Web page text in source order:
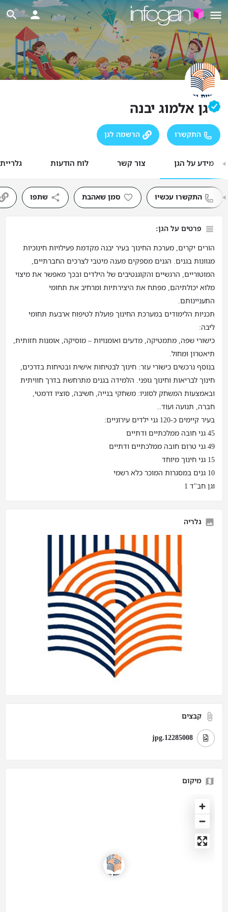
גן אלמוג יבנה
התקשרו הרשמה לגן
מידע על הגן צור קשר לוח הודעות
התקשרו עכשיו סמן שאהבת שתפו
פרטים על הגן:
הורים יקרים, מערכת החינוך בעיר יבנה מקדמת פעילויות חינוכיות
מגוונות בגנים. הגנים מספקים מענה מיטבי לצרכים החברתיים,
המוטוריים, הרגשיים והקוגנטיבים של הילדים ובכך מאפשר את מיצוי
מלוא יכולתיהם, מפתח את היצירתיות ומרחיב את תחומי
התעניינותם.
תכניות הלימודים במערכת החינוך פועלת לטיפוח ארבעת תחומי
ליבה:
כישורי שפה, מתמטיקה, מדעים ואומנויות – מוסיקה, אומנות חזותית,
תיאטרון ומחול.
בנוסף נרכשים כישורי עזר: חינוך לבטיחות אישית ובטיחות בדרכים,
חינוך לבריאות וחינוך גופני. הלמידה בגנים מתרחשת בדרך חוויתית
ובאמצעות המשחק לסוגיו: משחקי בנייה, חשיבה, סוציו דרמטי,
חברה, תנועה ועוד..
בעיר קיימים כ-120 גני ילדים עירוניים:
45 גני חובה ממלכתיים ודתיים
49 גני טרום חובה ממלכתיים ודתיים
15 גני חינוך מיוחד
10 גנים במסגרות המוכר כלא רשמי
וגן חב"ד 1
גלריה
קבצים
12285008.jpg
מיקום